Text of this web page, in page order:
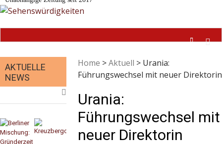
Home >Aktuell > Urania:
Führungswechsel mit neuer Direktorin
Urania:
Führungswechsel mit
neuer Direktorin
AKTUELLE
NEWS